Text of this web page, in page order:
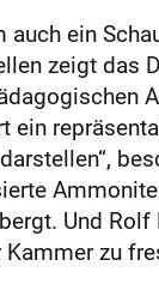
ein
zeigt das
ein
Und
zu